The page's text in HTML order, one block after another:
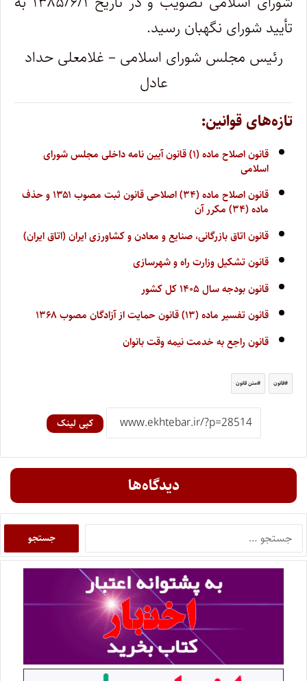
تأیید شورای نگهبان رسید.
رئیس مجلس شورای اسلامی – غلامعلی حداد
عادل
تازه‌های قوانین:
قانون اصلاح ماده (۱) قانون آیین نامه داخلی مجلس شورای
اسلامی
قانون اصلاح ماده (۳۴) اصلاحی قانون ثبت مصوب ۱۳۵۱ و حذف
ماده (۳۴) مکرر آن
قانون اتاق بازرگانی، صنایع و معادن و کشاورزی ایران (اتاق ایران)
قانون تشکیل وزارت راه و شهرسازی
قانون بودجه سال ۱۴۰۵ کل کشور
قانون تفسیر ماده (۱۳) قانون حمایت از آزادگان مصوب ۱۳۶۸
قانون راجع به خدمت نیمه وقت بانوان
قانون متن قانون
کپی لینک
دیدگاه‌ها